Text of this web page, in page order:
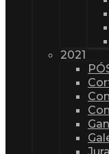
2021